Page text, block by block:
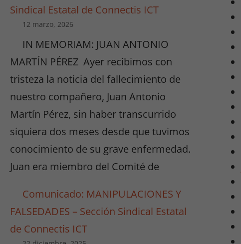
Sindical Estatal de Connectis ICT
12 marzo, 2026
IN MEMORIAM: JUAN ANTONIO
MARTÍN PÉREZ Ayer recibimos con
tristeza la noticia del fallecimiento de
nuestro compañero, Juan Antonio
Martín Pérez, sin haber transcurrido
siquiera dos meses desde que tuvimos
conocimiento de su grave enfermedad.
Juan era miembro del Comité de
Comunicado: MANIPULACIONES Y
FALSEDADES – Sección Sindical Estatal
de Connectis ICT